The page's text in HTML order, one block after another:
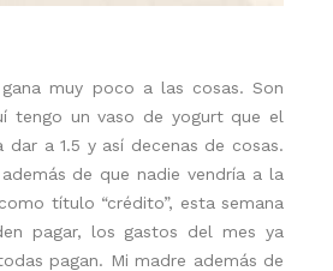
muy poco a las cosas. Son
tengo un vaso de yogurt que el
a 1.5 y así decenas de cosas.
de que nadie vendría a la
título “crédito”, esta semana
pagar, los gastos del mes ya
pagan. Mi madre además de